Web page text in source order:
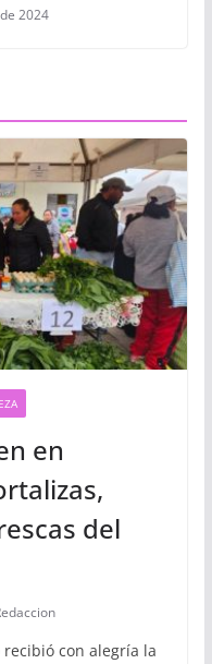
2024
en
del
con alegría la